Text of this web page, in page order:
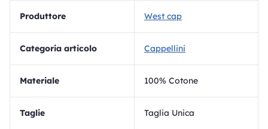
Produttore West cap
Categoria articolo Cappellini
materiale 100% Cotone
Taglie Taglia Unica